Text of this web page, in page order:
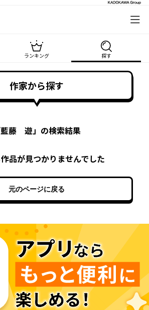
コミ
ランキング 探す
作家から探す
藍藤 遊」の検索結果
品が見つかりませんでした
元のページに戻る